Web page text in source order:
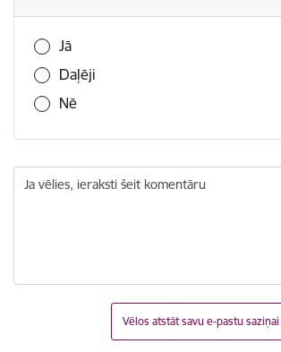
Vai šī informācija bija noderīga?
Jā
Daļēji
Nē
Ja vēlies, ieraksti šeit komentāru
Vēlos atstāt savu e-pastu saziņai